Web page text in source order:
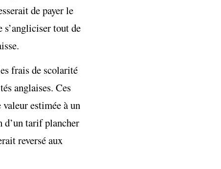
de payer le
tout de
frais de scolarité
anglaises. Ces
estimée à un
d’un tarif plancher
reversé aux